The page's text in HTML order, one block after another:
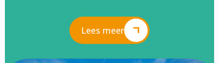
Lees meer